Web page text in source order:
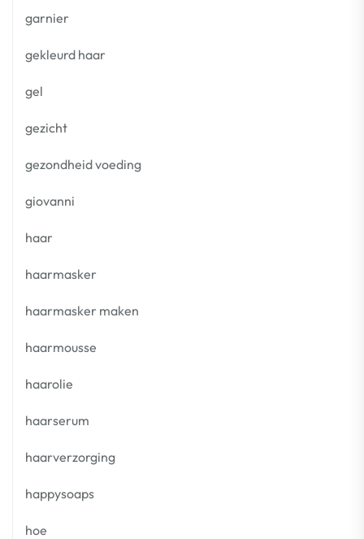
garnier
gekleurd haar
gel
gezicht
gezondheid voeding
giovanni
haar
haarmasker
haarmasker maken
haarmousse
haarolie
haarserum
haarverzorging
happysoaps
hoe